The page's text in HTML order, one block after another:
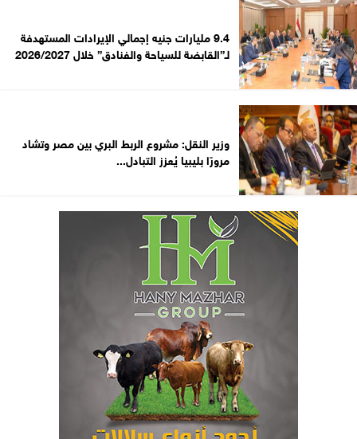
9.4 مليارات جنيه إجمالي الإيرادات المستهدفة
لـ”القابضة للسياحة والفنادق” خلال 2026/2027
وزير النقل: مشروع الربط البري بين مصر وتشاد
مرورًا بليبيا يُعزز التبادل...